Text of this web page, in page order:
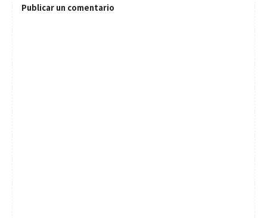
Publicar un comentario